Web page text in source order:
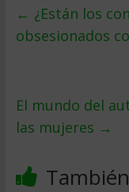
← ¿Están los
obsesionados
El mundo del
las mujeres →